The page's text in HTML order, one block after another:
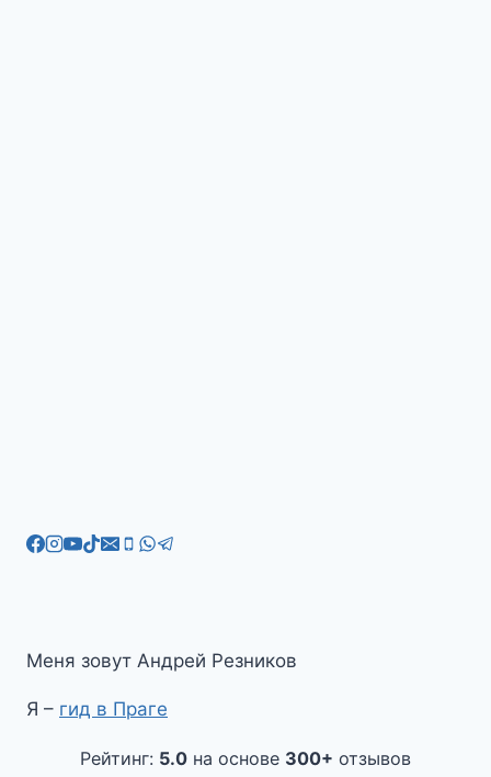
Меня зовут Андрей Резников
Я – гид в Праге
Рейтинг: 5.0 на основе 300+ отзывов